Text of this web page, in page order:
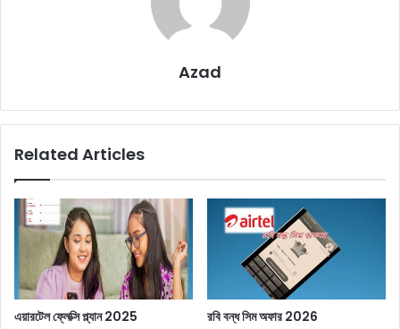
Azad
Related Articles
এয়ারটেল ফ্লেক্সি প্ল্যান 2025 রবি বন্ধ সিম অফার 2026